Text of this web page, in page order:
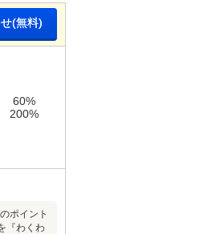
(無料)
60%
200%
ポイント
『わくわ